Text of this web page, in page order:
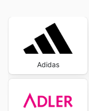
Adidas